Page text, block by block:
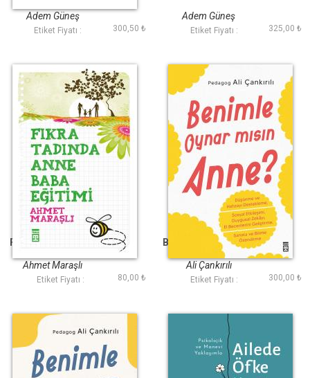
SARI
Adem Güneş
Etiket Fiyatı : 300,50 ₺
Adem Güneş
Etiket Fiyatı : 325,00 ₺
Fıkra Tadında Anne
Ahmet Maraşlı
Etiket Fiyatı : 80,00 ₺
Benimle Oynar Mısın
Anne
Ali Çankırılı
Etiket Fiyatı : 300,00 ₺